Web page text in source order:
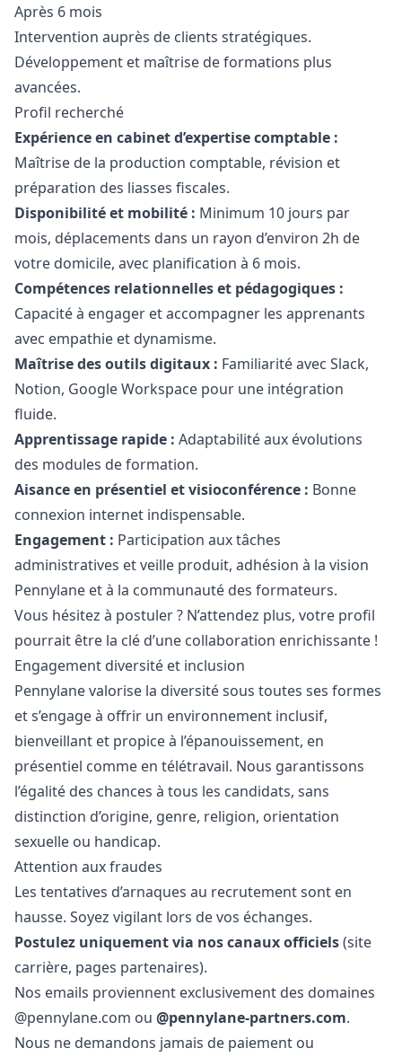
Après 6 mois
Intervention auprès de clients stratégiques.
Développement et maîtrise de formations plus
avancées.
Profil recherché
Expérience en cabinet d’expertise comptable :
Maîtrise de la production comptable, révision et
préparation des liasses fiscales.
Disponibilité et mobilité : Minimum 10 jours par
mois, déplacements dans un rayon d’environ 2h de
votre domicile, avec planification à 6 mois.
Compétences relationnelles et pédagogiques :
Capacité à engager et accompagner les apprenants
avec empathie et dynamisme.
Maîtrise des outils digitaux : Familiarité avec Slack,
Notion, Google Workspace pour une intégration
fluide.
Apprentissage rapide : Adaptabilité aux évolutions
des modules de formation.
Aisance en présentiel et visioconférence : Bonne
connexion internet indispensable.
Engagement : Participation aux tâches
administratives et veille produit, adhésion à la vision
Pennylane et à la communauté des formateurs.
Vous hésitez à postuler ? N’attendez plus, votre profil
pourrait être la clé d’une collaboration enrichissante !
Engagement diversité et inclusion
Pennylane valorise la diversité sous toutes ses formes
et s’engage à offrir un environnement inclusif,
bienveillant et propice à l’épanouissement, en
présentiel comme en télétravail. Nous garantissons
l’égalité des chances à tous les candidats, sans
distinction d’origine, genre, religion, orientation
sexuelle ou handicap.
Attention aux fraudes
Les tentatives d’arnaques au recrutement sont en
hausse. Soyez vigilant lors de vos échanges.
Postulez uniquement via nos canaux officiels(site
carrière, pages partenaires).
Nos emails proviennent exclusivement des domaines
@pennylane.com ou @pennylane-partners.com.
Nous ne demandons jamais de paiement ou